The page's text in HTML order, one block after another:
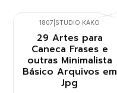
1807 STUDIO KAKO
29 Artes para
Caneca Frases e
outras Minimalista
Básico Arquivos em
Jpg